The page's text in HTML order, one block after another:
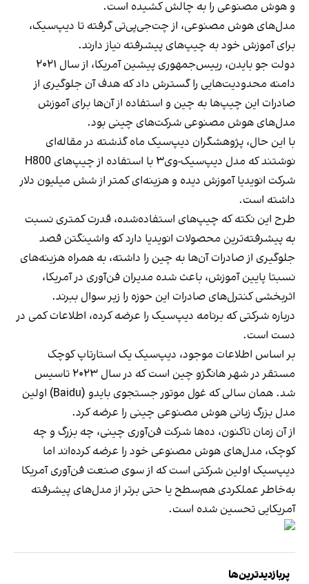
و هوش مصنوعی را به چالش کشیده است.
مدل‌های هوش مصنوعی، از چت‌جی‌پی‌تیگرفته تا دیپ‌سیک،
برای آموزش خود به چیپ‌های پیشرفته نیاز دارند.
دولت جو بایدن، رییس‌جمهوری پیشین آمریکا، از سال ۲۰۲۱
دامنه محدودیت‌هایی را گسترش داد که هدف آن جلوگیری از
صادرات این چیپ‌ها به چین و استفاده از آن‌ها برای آموزش
مدل‌های هوش مصنوعی شرکت‌های چینی بود.
با این حال، پژوهشگران دیپ‌سیک ماه گذشته در مقاله‌ای
نوشتند که مدل دیپ‌سیک-وی۳ با استفاده از چیپ‌های H800
شرکت انویدیا آموزش دیده و هزینه‌ای کمتر از شش میلیون دلار
داشته است.
طرح این نکته که چیپ‌های استفاده‌شده، قدرت کمتری نسبت
به پیشرفته‌ترین محصولات انویدیا دارد که واشینگتن قصد
جلوگیری از صادرات آن‌ها به چین را داشته، به همراه هزینه‌های
نسبتا پایین آموزش، باعث شده مدیران فن‌آوری در آمریکا،
اثربخشی کنترل‌های صادرات این حوزه را زیر سوال ببرند.
درباره شرکتی که برنامه دیپ‌سیک را عرضه کرده، اطلاعات کمی در
دست است.
بر اساس اطلاعات موجود، دیپ‌سیک یک استارتاپ کوچک
مستقر در شهر هانگژو چین است که در سال ۲۰۲۳ تاسیس
شد. همان سالی که غول موتور جستجوی بایدو (Baidu) اولین
مدل بزرگ زبانی هوش مصنوعی چینی را عرضه کرد.
از آن زمان تاکنون، ده‌ها شرکت فن‌آوری چینی، چه بزرگ و چه
کوچک، مدل‌های هوش مصنوعی خود را عرضه کرده‌اند اما
دیپ‌سیک اولین شرکتی است که از سوی صنعت فن‌آوری آمریکا
به‌خاطر عملکردی هم‌سطح یا حتی برتر از مدل‌های پیشرفته
آمریکایی تحسین شده است.
پربازدیدترین‌ها